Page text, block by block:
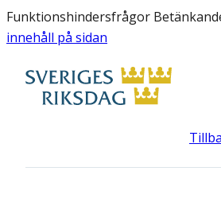
Funktionshindersfrågor
innehåll på sidan